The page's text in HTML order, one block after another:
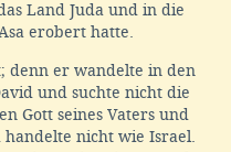
Land Juda und in die
erobert hatte.
denn er wandelte in den
und suchte nicht die
Gott seines Vaters und
nicht wie Israel.